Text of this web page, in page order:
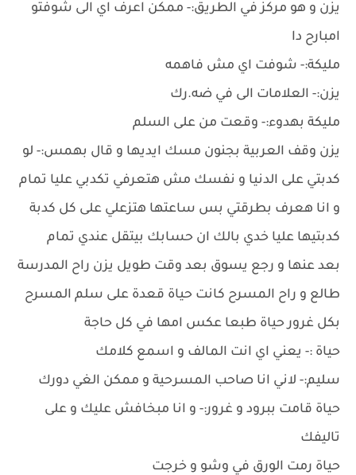
يزن و هو مركز في الطريق:- ممكن اعرف اي الى شوفتو
امبارح دا
مليكة:- شوفت اي مش فاهمه
يزن:- العلامات الى في ضه.رك
مليكة بهدوء:- وقعت من على السلم
يزن وقف العربية بجنون مسك ايديها و قال بهمس:- لو
كدبتي على الدنيا و نفسك مش هتعرفي تكدبي عليا تمام
و انا هعرف بطرقتي بس ساعتها هتزعلي على كل كدبة
كدبتيها عليا خدي بالك ان حسابك بيتقل عندي تمام
بعد عنها و رجع يسوق بعد وقت طويل يزن راح المدرسة
طالع و راح المسرح كانت حياة قعدة على سلم المسرح
بكل غرور حياة طبعا عكس امها في كل حاجة
حياة :- يعني اي انت المالف و اسمع كلامك
سليم:- لاني انا صاحب المسرحية و ممكن الغي دورك
حياة قامت ببرود و غرور:- و انا مبخافش عليك و على
تاليفك
حياة رمت الورق في وشو و خرجت